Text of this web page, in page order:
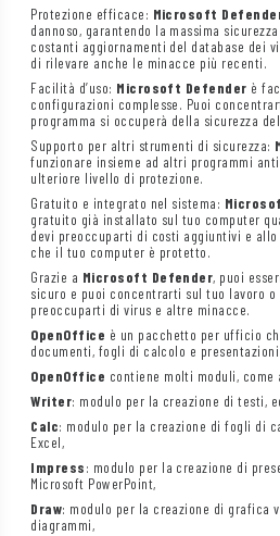
Protezione efficace: Microsoft
dannoso, garantendo la massima
costanti aggiornamenti del database dei
di rilevare anche le minacce più recenti.
Facilità d’uso: Microsoft Defender è
configurazioni complesse. Puoi
programma si occuperà della sicurezza
Supporto per altri strumenti di sicurezza:
funzionare insieme ad altri programmi
ulteriore livello di protezione.
Gratuito e integrato nel sistema:
gratuito già installato sul tuo computer
devi preoccuparti di costi aggiuntivi e
che il tuo computer è protetto.
Grazie a Microsoft Defender, puoi
sicuro e puoi concentrarti sul tuo lavoro
preoccuparti di virus e altre minacce.
OpenOffice è un pacchetto per ufficio
documenti, fogli di calcolo e
OpenOffice contiene molti moduli, come
Writer: modulo per la creazione di testi,
Calc: modulo per la creazione di fogli di
Excel,
Impress: modulo per la creazione di
Microsoft PowerPoint,
Draw: modulo per la creazione di grafica
diagrammi,